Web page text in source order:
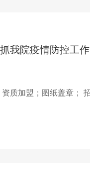
我院疫情防控工作
质加盟；图纸盖章；